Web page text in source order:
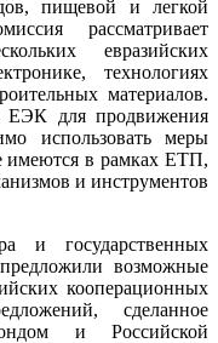
пищевой и легкой
рассматривает
евразийских
технологиях
материалов.
ЕЭК для продвижения
использовать меры
имеются в рамках ЕТП,
и инструментов
и государственных
возможные
кооперационных
сделанное
и Российской